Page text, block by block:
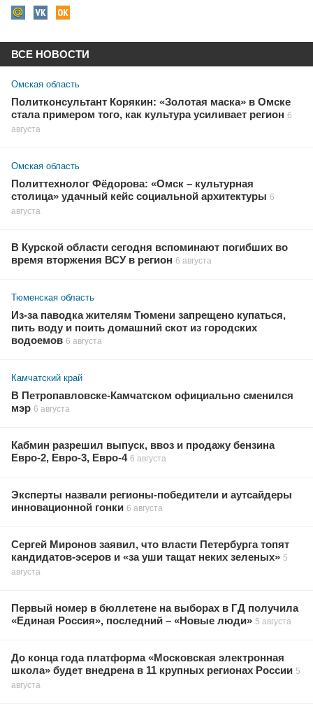
ВСЕ НОВОСТИ
Омская область
Политконсультант Корякин: «Золотая маска» в Омске
стала примером того, как культура усиливает регион 6
августа
Омская область
Политтехнолог Фёдорова: «Омск – культурная
столица» удачный кейс социальной архитектуры 6
августа
В Курской области сегодня вспоминают погибших во
время вторжения ВСУ в регион 6 августа
Тюменская область
Из-за паводка жителям Тюмени запрещено купаться,
пить воду и поить домашний скот из городских
водоемов 6 августа
Камчатский край
В Петропавловске-Камчатском официально сменился
мэр 6 августа
Кабмин разрешил выпуск, ввоз и продажу бензина
Евро-2, Евро-3, Евро-4 6 августа
Эксперты назвали регионы-победители и аутсайдеры
инновационной гонки 6 августа
Сергей Миронов заявил, что власти Петербурга топят
кандидатов-эсеров и «за уши тащат неких зеленых» 5
августа
Первый номер в бюллетене на выборах в ГД получила
«Единая Россия», последний – «Новые люди» 5 августа
До конца года платформа «Московская электронная
школа» будет внедрена в 11 крупных регионах России 5
августа